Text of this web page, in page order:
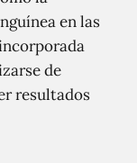
en las
de
resultados